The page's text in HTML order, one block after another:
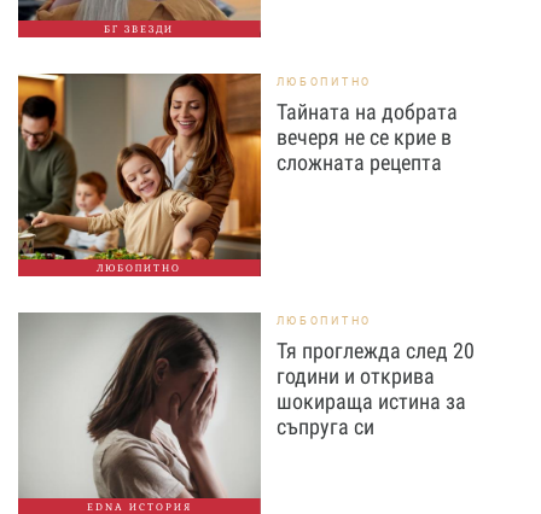
БГ ЗВЕЗДИ
ЛЮБОПИТНО
ЛЮБОПИТНО
Тайната на добрата
вечеря не се крие в
сложната рецепта
EDNA ИСТОРИЯ
ЛЮБОПИТНО
Тя проглежда след 20
години и открива
шокираща истина за
съпруга си